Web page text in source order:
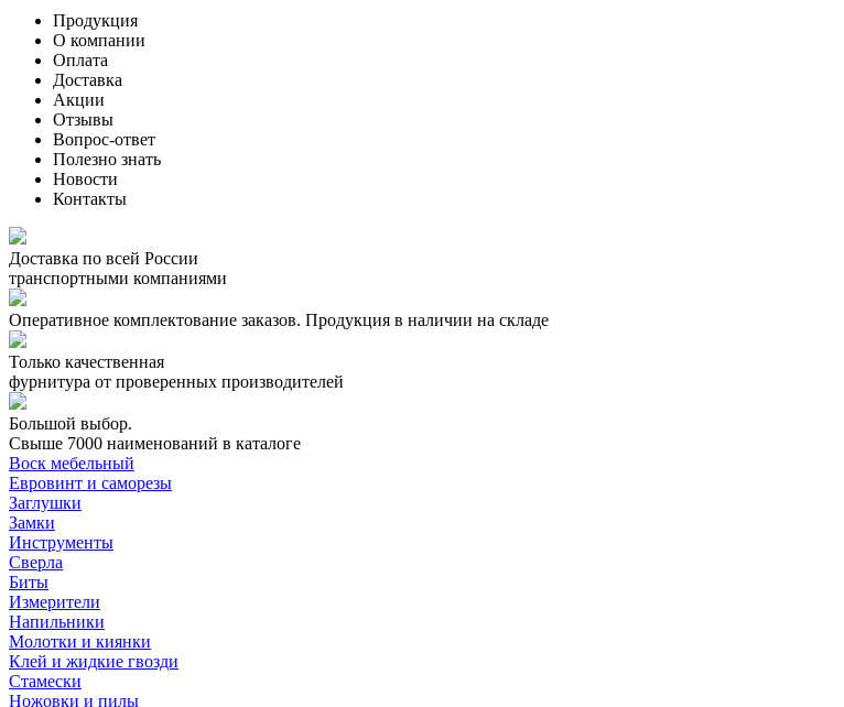
Продукция
О компании
Оплата
Доставка
Акции
Отзывы
Вопрос-ответ
Полезно знать
Новости
Контакты
Доставка по всей России
транспортными компаниями
Оперативное комплектование заказов. Продукция в наличии на складе
Только качественная
фурнитура от проверенных производителей
Большой выбор.
Свыше 7000 наименований в каталоге
Воск мебельный
Евровинт и саморезы
Заглушки
Замки
Инструменты
Сверла
Биты
Измерители
Напильники
Молотки и киянки
Клей и жидкие гвозди
Стамески
Ножовки и пилы